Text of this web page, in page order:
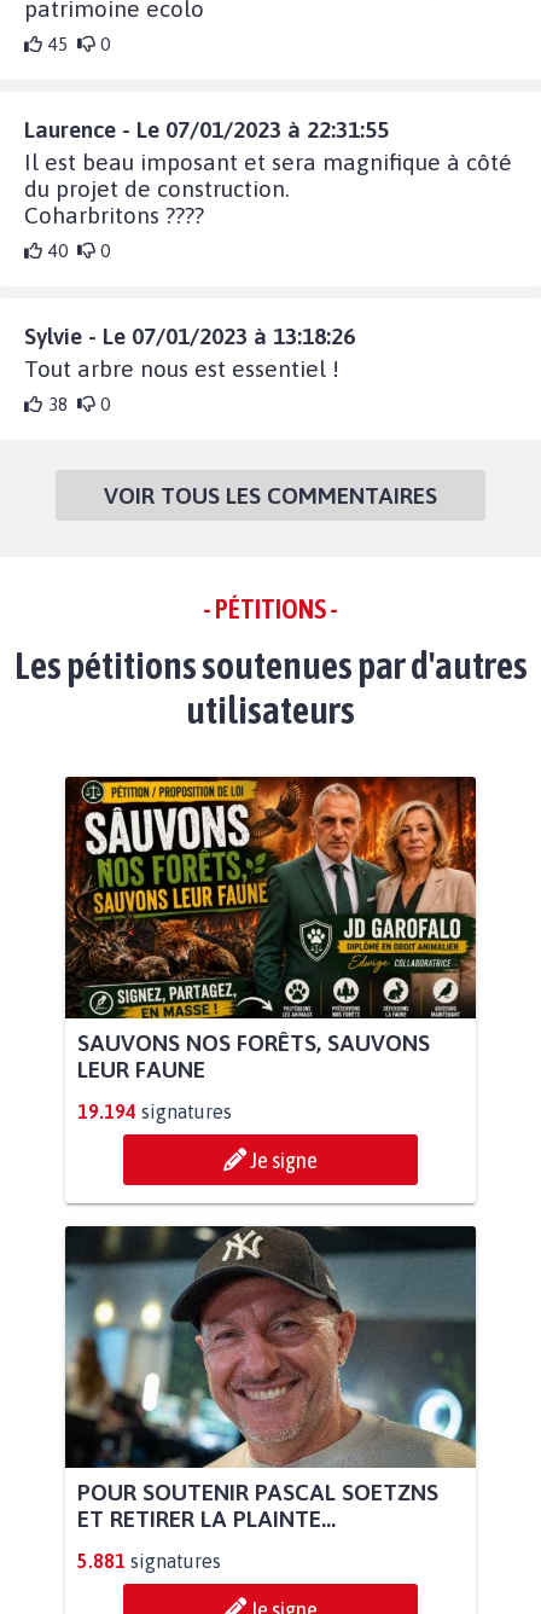
patrimoine ecolo
45 0
Laurence - Le 07/01/2023 à 22:31:55
Il est beau imposant et sera magnifique à côté
du projet de construction.
Coharbritons ????
40 0
Sylvie - Le 07/01/2023 à 13:18:26
Tout arbre nous est essentiel !
38 0
VOIR TOUS LES COMMENTAIRES
- PÉTITIONS -
Les pétitions soutenues par d'autres
utilisateurs
SAUVONS NOS FORÊTS, SAUVONS
LEUR FAUNE
19.194 signatures
Je signe
POUR SOUTENIR PASCAL SOETZNS
ET RETIRER LA PLAINTE...
5.881 signatures
Je signe